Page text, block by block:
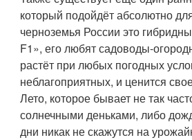
который подойдёт абсолютно
черноземья России это
F1», его любят садоводы-
растёт при любых погодных
неблагоприятных, и ценится
Лето, которое бывает не так
солнечными деньками, либо
дни никак не скажутся на